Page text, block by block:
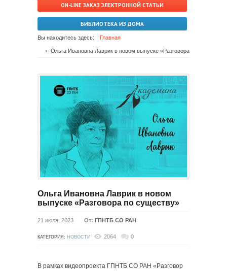
ON-LINE ЗАКАЗ ЭЛЕКТРОННОЙ СТАТЬИ
БИБЛИОТЕКА ИЗ ДОМА
Вы находитесь здесь: Главная
Ольга Ивановна Лаврик в новом
выпуске «Разговора по существу»
21 июля, 2023 От: ГПНТБ СО РАН
КАТЕГОРИЯ: НОВОСТИ 2064 0
В рамках видеопроекта ГПНТБ СО РАН «Разговор